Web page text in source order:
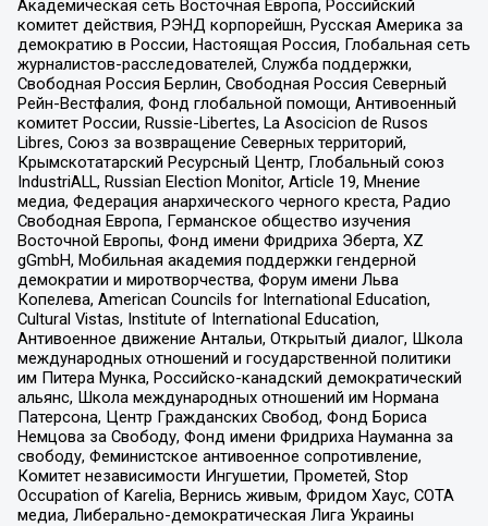
Академическая сеть Восточная Европа, Российский
комитет действия, РЭНД корпорейшн, Русская Америка за
демократию в России, Настоящая Россия, Глобальная сеть
журналистов-расследователей, Служба поддержки,
Свободная Россия Берлин, Свободная Россия Северный
Рейн-Вестфалия, Фонд глобальной помощи, Антивоенный
комитет России, Russie-Libertes, La Asocicion de Rusos
Libres, Союз за возвращение Северных территорий,
Крымскотатарский Ресурсный Центр, Глобальный союз
IndustriALL, Russian Election Monitor, Article 19, Мнение
медиа, Федерация анархического черного креста, Радио
Свободная Европа, Германское общество изучения
Восточной Европы, Фонд имени Фридриха Эберта, XZ
gGmbH, Мобильная академия поддержки гендерной
демократии и миротворчества, Форум имени Льва
Копелева, American Councils for International Education,
Cultural Vistas, Institute of International Education,
Антивоенное движение Антальи, Открытый диалог, Школа
международных отношений и государственной политики
им Питера Мунка, Российско-канадский демократический
альянс, Школа международных отношений им Нормана
Патерсона, Центр Гражданских Свобод, Фонд Бориса
Немцова за Свободу, Фонд имени Фридриха Науманна за
свободу, Феминистское антивоенное сопротивление,
Комитет независимости Ингушетии, Прометей, Stop
Occupation of Karelia, Вернись живым, Фридом Хаус, СОТА
медиа, Либерально-демократическая Лига Украины